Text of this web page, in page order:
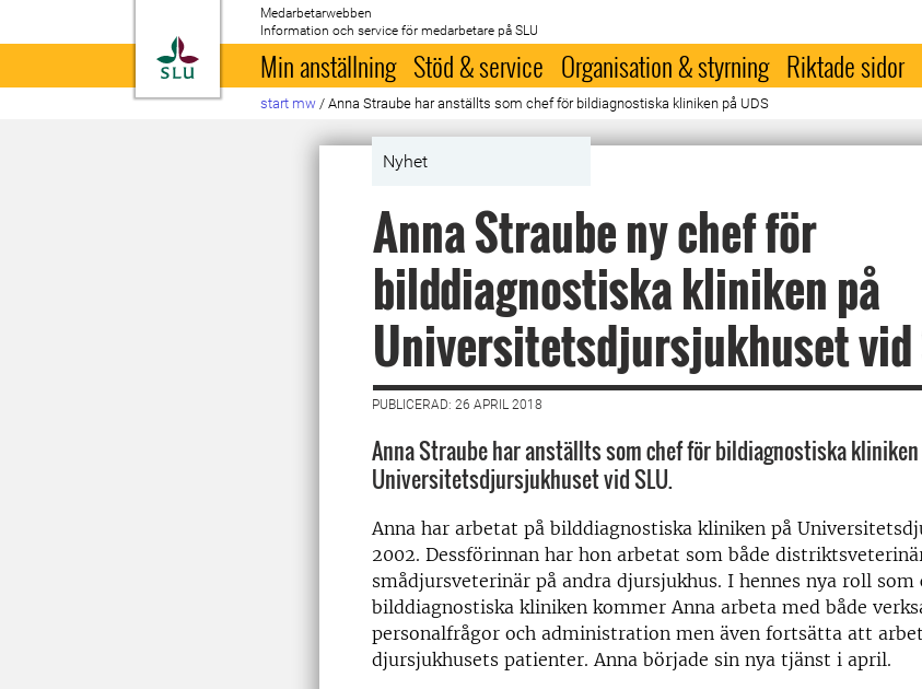
Till startsida
Medarbetarwebben
Information och service för medarbetare på SLU
Min anställning Stöd & service Organisation & styrning Riktade sidor
start mw / Anna Straube har anställts som chef för bildiagnostiska kliniken på UDS
Nyhet
Anna Straube ny chef för
bilddiagnostiska kliniken på
Universitetsdjursjukhuset vid
PUBLICERAD: 26 APRIL 2018
Anna Straube har anställts som chef för bildiagnostiska
Universitetsdjursjukhuset vid SLU.
Anna har arbetat på bilddiagnostiska kliniken på
2002. Dessförinnan har hon arbetat som både
smådjursveterinär på andra djursjukhus. I hennes nya roll som
bilddiagnostiska kliniken kommer Anna arbeta med både
personalfrågor och administration men även fortsätta att
djursjukhusets patienter. Anna började sin nya tjänst i april.